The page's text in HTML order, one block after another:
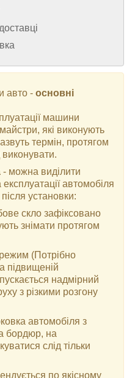
авто - основні
машини
які виконують
термін, протягом
виконувати.
- можна виділити
автомобіля
установки:
скло зафіксовано
знімати протягом
(Потрібно
підвищеній
надмірний
з різкими розгону
автомобіля з
бордюр, на
слід тільки
по якісному